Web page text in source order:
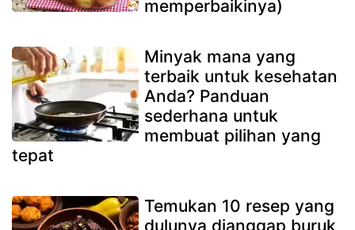
memperbaikinya)
Minyak mana yang
terbaik untuk kesehatan
Anda? Panduan
sederhana untuk
membuat pilihan yang
tepat
Temukan 10 resep yang
dulunya dianggap buruk